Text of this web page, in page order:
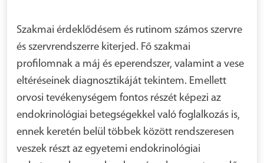
Szakmai érdeklődésem és rutinom számos szervre
és szervrendszerre kiterjed. Fő szakmai
profilomnak a máj és eperendszer, valamint a vese
eltéréseinek diagnosztikáját tekintem. Emellett
orvosi tevékenységem fontos részét képezi az
endokrinológiai betegségekkel való foglalkozás is,
ennek keretén belül többek között rendszeresen
veszek részt az egyetemi endokrinológiai